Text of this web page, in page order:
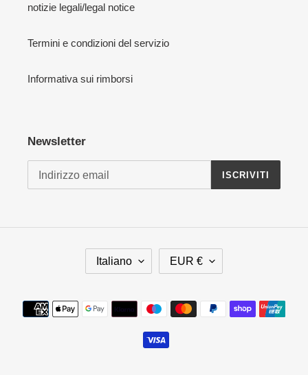
notizie legali/legal notice
Termini e condizioni del servizio
Informativa sui rimborsi
Newsletter
ISCRIVITI
I
G
U
Italiano
A
U
T
A
EUR €
Metodi
di
pagamento